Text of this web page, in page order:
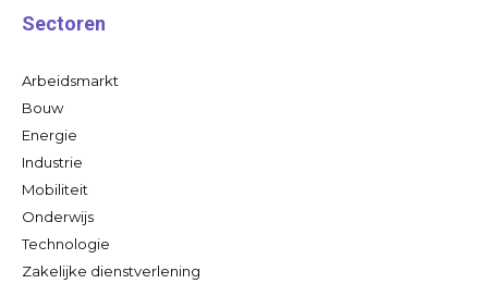
Sectoren
Arbeidsmarkt
Bouw
Energie
Industrie
Mobiliteit
Onderwijs
Technologie
Zakelijke dienstverlening